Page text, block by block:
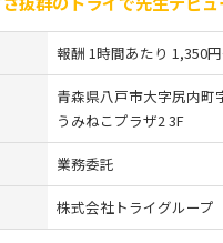
報酬 1時間あたり 1,350
青森県八戸市大字尻内町
うみねこプラザ2 3F
業務委託
株式会社トライグループ